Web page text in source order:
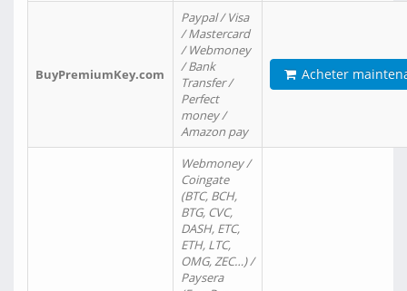
BuyPremiumKey.com
Paypal / Visa
/ Mastercard
/ Webmoney
/ Bank
Transfer /
Perfect
money /
Amazon pay
Acheter
Webmoney /
Coingate
(BTC, BCH,
BTG, CVC,
DASH, ETC,
ETH, LTC,
OMG, ZEC…) /
Paysera